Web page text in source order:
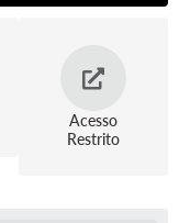
Acesso
Restrito